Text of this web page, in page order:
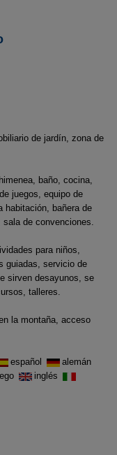
de jardín, zona de
baño, cocina,
juegos, equipo de
habitación, bañera de
de convenciones.
para niños,
guiadas, servicio de
sirven desayunos, se
talleres.
la montaña, acceso
español
alemán
inglés